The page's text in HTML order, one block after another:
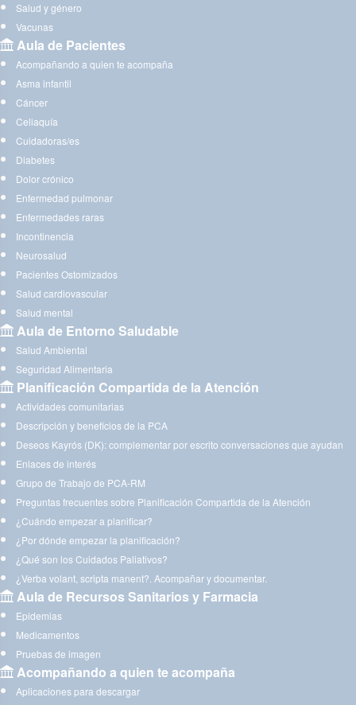
Salud y género
Vacunas
Aula de Pacientes
Acompañando a quien te acompaña
Asma infantil
Cáncer
Celiaquía
Cuidadoras/es
Diabetes
Dolor crónico
Enfermedad pulmonar
Enfermedades raras
Incontinencia
Neurosalud
Pacientes Ostomizados
Salud cardiovascular
Salud mental
Aula de Entorno Saludable
Salud Ambiental
Seguridad Alimentaria
Planificación Compartida de la Atención
Actividades comunitarias
Descripción y beneficios de la PCA
Deseos Kayrós (DK): complementar por escrito conversaciones que ayudan
Enlaces de interés
Grupo de Trabajo de PCA-RM
Preguntas frecuentes sobre Planificación Compartida de la Atención
¿Cuándo empezar a planificar?
¿Por dónde empezar la planificación?
¿Qué son los Cuidados Paliativos?
¿Verba volant, scripta manent?. Acompañar y documentar.
Aula de Recursos Sanitarios y Farmacia
Epidemias
Medicamentos
Pruebas de imagen
Acompañando a quien te acompaña
Aplicaciones para descargar